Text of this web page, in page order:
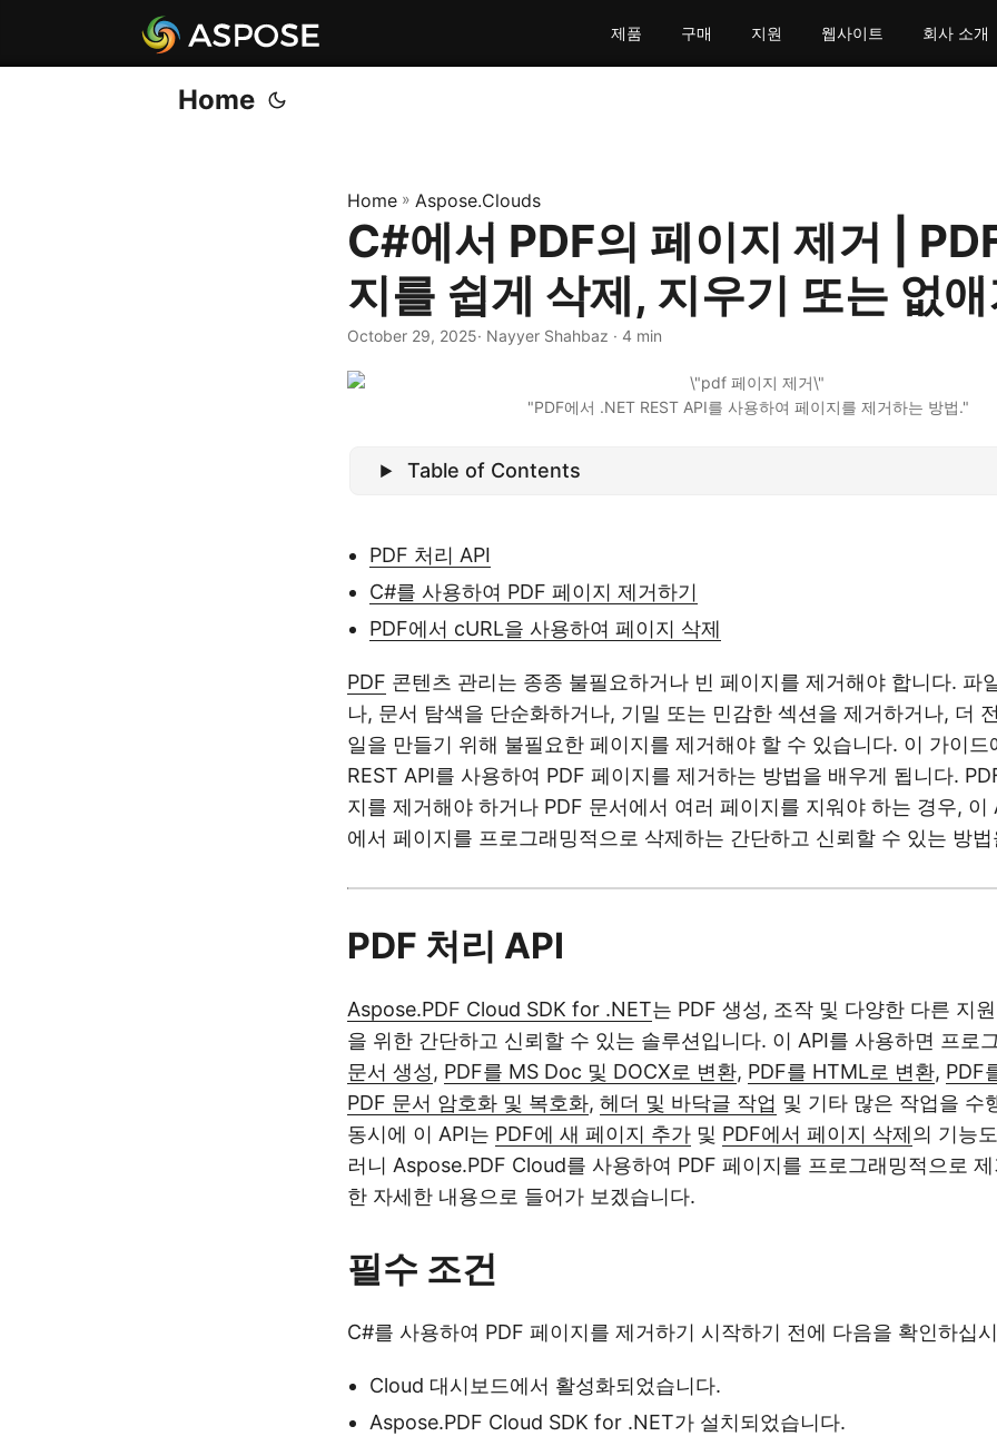
제품 구매 지원 웹사이트 회사 소개
Home
Home » Aspose.Clouds
C#에서 PDF의 페이지 제거 |
지를 쉽게 삭제, 지우기 또는 없애
October 29, 2025· Nayyer Shahbaz · 4 min
"PDF에서 .NET REST API를 사용하여 페이지를 제거하는 방법."
Table of Contents
PDF 처리 API
C#를 사용하여 PDF 페이지 제거하기
PDF에서 cURL을 사용하여 페이지 삭제
PDF 콘텐츠 관리는 종종 불필요하거나 빈 페이지를 제거해야 합니다. 파
나, 문서 탐색을 단순화하거나, 기밀 또는 민감한 섹션을 제거하거나, 더
일을 만들기 위해 불필요한 페이지를 제거해야 할 수 있습니다. 이 가이드
REST API를 사용하여 PDF 페이지를 제거하는 방법을 배우게 됩니다.
지를 제거해야 하거나 PDF 문서에서 여러 페이지를 지워야 하는 경우, 이
에서 페이지를 프로그래밍적으로 삭제하는 간단하고 신뢰할 수 있는 방
PDF 처리 API
Aspose.PDF Cloud SDK for .NET는 PDF 생성, 조작 및 다양한 다른 지
을 위한 간단하고 신뢰할 수 있는 솔루션입니다. 이 API를 사용하면 프로
문서 생성, PDF를 MS Doc 및 DOCX로 변환, PDF를 HTML로 변환, PDF
PDF 문서 암호화 및 복호화, 헤더 및 바닥글 작업 및 기타 많은 작업을 수
동시에 이 API는 PDF에 새 페이지 추가 및 PDF에서 페이지 삭제의 기능
러니 Aspose.PDF Cloud를 사용하여 PDF 페이지를 프로그래밍적으로
한 자세한 내용으로 들어가 보겠습니다.
필수 조건
C#를 사용하여 PDF 페이지를 제거하기 시작하기 전에 다음을 확인하십
Cloud 대시보드에서 활성화되었습니다.
Aspose.PDF Cloud SDK for .NET가 설치되었습니다.